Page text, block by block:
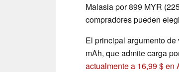
Malasia por 899 MYR
compradores pueden
El principal argumento
mAh, que admite carga
actualmente a 16,99 $ en